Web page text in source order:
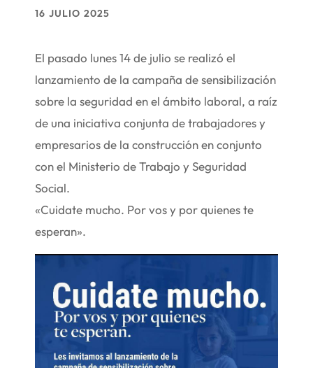
16 JULIO 2025
El pasado lunes 14 de julio se realizó el
lanzamiento de la campaña de sensibilización
sobre la seguridad en el ámbito laboral, a raíz
de una iniciativa conjunta de trabajadores y
empresarios de la construcción en conjunto
con el Ministerio de Trabajo y Seguridad
Social.
«Cuidate mucho. Por vos y por quienes te
esperan».